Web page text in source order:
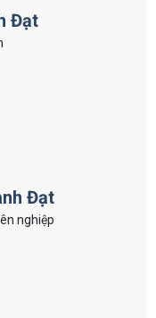
Đạt
Đạt
nghiệp